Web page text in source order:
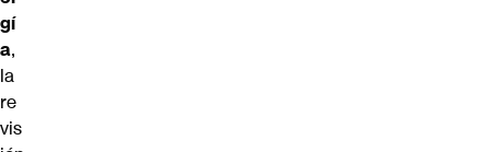
gí
a,
la
re
vis